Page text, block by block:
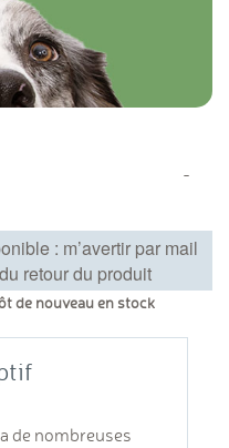
-
: m’avertir par mail
du retour du produit
de nouveau en stock
de nombreuses